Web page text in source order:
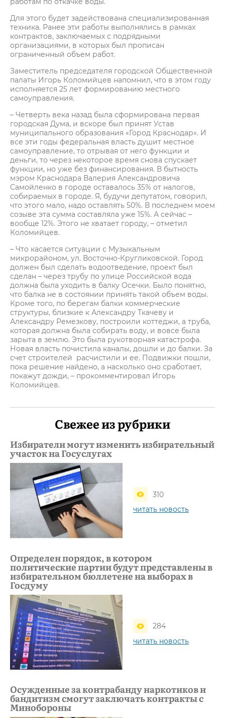
Для этого будет задействована специализированная
техника. Ранее эти работы выполнялись в рамках
контрактов, заключаемых с подрядными
организациями, в которых был прописан
ограниченный объем работ.
Заместитель председателя городской Общественной
палаты Игорь Коломийцев напомнил, что в этом году
исполняется 25 лет формированию местного
самоуправления.
– Четверть века назад была сформирована первая
городская Дума, и вскоре был принят Устав
муниципального образования «Город Краснодар». И
все эти годы федеральная власть душит местное
самоуправление, то отрывая от него функции и
деньги, то через некоторое время снова спускает
функции, но уже без финансирования. В бытность
мэром Краснодара Валерия Александровича
Самойленко в городе оставалось 35% от налогов,
собираемых в городе. Я, будучи депутатом, говорил,
что этого мало, надо оставлять 50%. В последнем моем
созыве эта сумма составляла уже 15%. А сейчас –
вообще 12%. Этого не хватает городу, – отметил
Коломийцев.
– Что касается ситуации с Музыкальным
микрорайоном, ул. Восточно-Кругликовской. Город
должен был сделать водоотведение, проект был
сделан – через трубу по улице Российской вода
должна была уходить в балку Осечки. Было понятно,
что балка не в состоянии принять такой объем воды.
Кроме того, по берегам балки коммерческие
структуры, близкие к Александру Ткачеву и
Александру Ремезкову, построили коттеджи, а труба,
которая должна была собирать воду, и вовсе была
зарыта в землю. Это была рукотворная катастрофа.
Новая власть почистила каналы, дошли и до балки. За
счет строителей расчистили и ее. Подвижки пошли,
пока решение найдено, а насколько оно сработает,
покажут дожди, – прокомментировал Игорь
Коломийцев.
Свежее из рубрики
Избиратели могут изменить избирательный
участок на Госуслугах
310
читать новость
Определен порядок, в котором
политические партии будут представлены в
избирательном бюллетене на выборах в
Госдуму
284
читать новость
Осужденные за контрабанду наркотиков и
бандитизм смогут заключать контракты с
Минобороны